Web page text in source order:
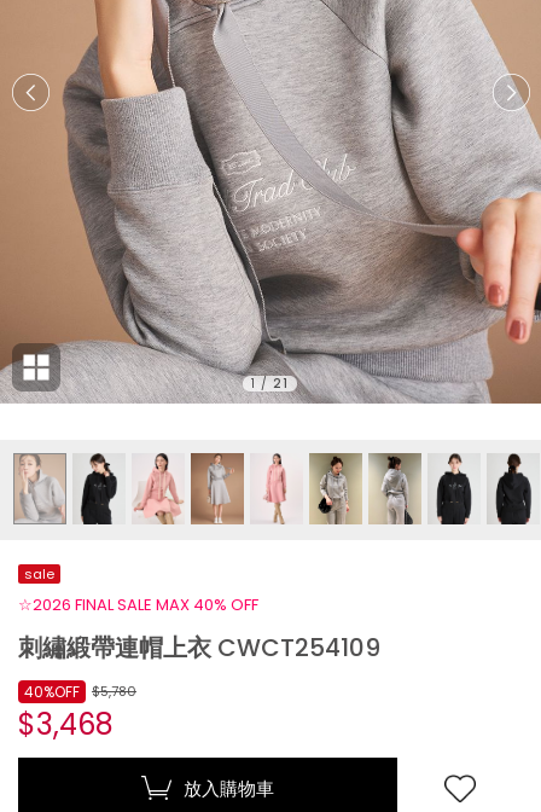
1 / 21
sale
☆2026 FINAL SALE MAX 40% OFF
刺繡緞帶連帽上衣 CWCT254109
$5,780
$3,468
40%OFF
放入購物車